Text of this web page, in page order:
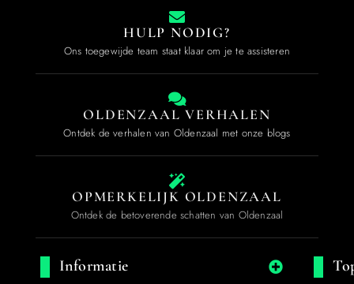
HULP NODIG?
Ons toegewijde team staat klaar om je te assisteren
OLDENZAAL VERHALEN
Ontdek de verhalen van Oldenzaal met onze blogs
OPMERKELIJK OLDENZAAL
Ontdek de betoverende schatten van Oldenzaal
Informatie